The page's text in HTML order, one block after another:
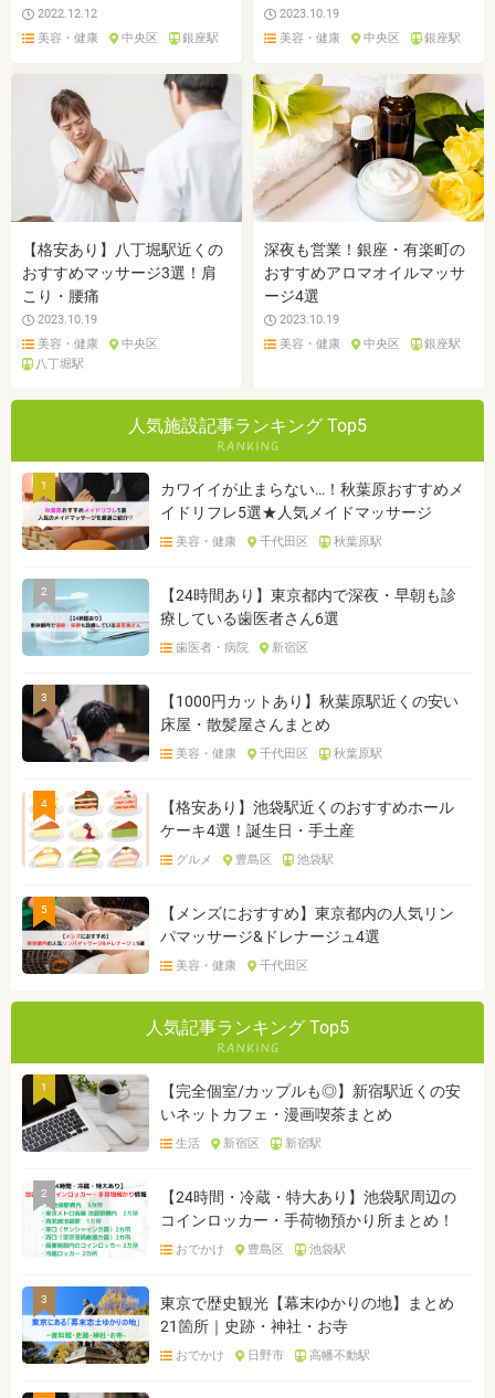
2022.12.12
美容・健康
中央区 銀座駅
2023.10.19
美容・健康
中央区 銀座駅
【格安あり】八丁堀駅近くの
おすすめマッサージ3選！肩
こり・腰痛
2023.10.19
美容・健康
中央区
八丁堀駅
深夜も営業！銀座・有楽町の
おすすめアロマオイルマッサ
ージ4選
2023.10.19
美容・健康
中央区 銀座駅
人気施設記事ランキング Top5
1
カワイイが止まらない…！秋葉原おすすめメ
イドリフレ5選★人気メイドマッサージ
美容・健康 千代田区 秋葉原駅
2
【24時間あり】東京都内で深夜・早朝も診
療している歯医者さん6選
歯医者・病院 新宿区
3
【1000円カットあり】秋葉原駅近くの安い
床屋・散髪屋さんまとめ
美容・健康 千代田区 秋葉原駅
4
【格安あり】池袋駅近くのおすすめホール
ケーキ4選！誕生日・手土産
グルメ 豊島区 池袋駅
5
【メンズにおすすめ】東京都内の人気リン
パマッサージ&ドレナージュ4選
美容・健康 千代田区
人気記事ランキング Top5
1
【完全個室/カップルも◎】新宿駅近くの安
いネットカフェ・漫画喫茶まとめ
生活 新宿区 新宿駅
2
【24時間・冷蔵・特大あり】池袋駅周辺の
コインロッカー・手荷物預かり所まとめ！
おでかけ 豊島区 池袋駅
3
東京で歴史観光【幕末ゆかりの地】まとめ
21箇所｜史跡・神社・お寺
おでかけ 日野市 高幡不動駅